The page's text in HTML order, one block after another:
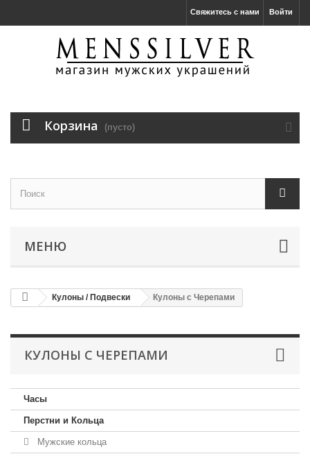
Войти
Свяжитесь с нами
Корзина (пусто)
МЕНЮ
Кулоны / Подвески Кулоны с Черепами
КУЛОНЫ С ЧЕРЕПАМИ
Часы
Перстни и Кольца
Мужские кольца